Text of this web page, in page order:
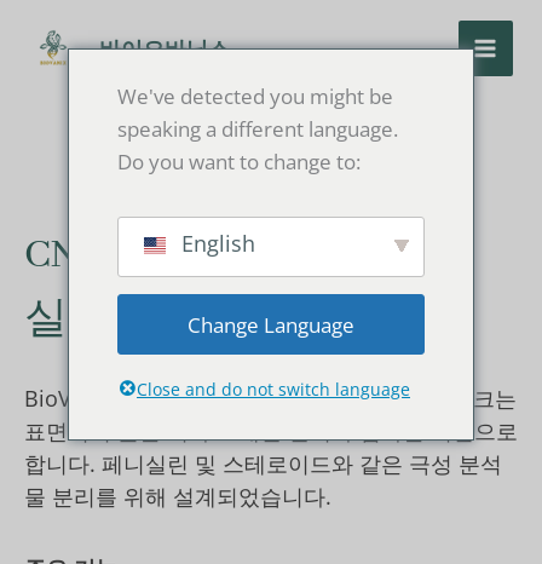
바이오바닉스
CN/Cyano HPLC 컬럼 및
실리카겔 벌크
BioVanix CN/Cyano HPLC 컬럼과 실리카겔 벌크는
표면적이 높은 시아노 개질 실리카 입자를 기반으로
합니다. 페니실린 및 스테로이드와 같은 극성 분석
물 분리를 위해 설계되었습니다.
We've detected you might be
speaking a different language.
Do you want to change to:
English
Change Language
Close and do not switch language